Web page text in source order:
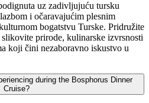
uz zadivljujuću tursku
i očaravajućim plesnim
bogatstvu Turske. Pridružite
prirode, kulinarske izvrsnosti
koji čini nezaboravno iskustvo u
during the Bosphorus Dinner
Cruise?